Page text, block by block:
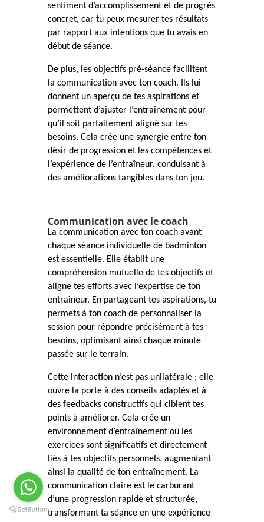
sentiment d’accomplissement et de progrès
concret, car tu peux mesurer tes résultats
par rapport aux intentions que tu avais en
début de séance.
De plus, les objectifs pré-séance facilitent
la communication avec ton coach. Ils lui
donnent un aperçu de tes aspirations et
permettent d’ajuster l’entraînement pour
qu’il soit parfaitement aligné sur tes
besoins. Cela crée une synergie entre ton
désir de progression et les compétences et
l’expérience de l’entraîneur, conduisant à
des améliorations tangibles dans ton jeu.
Communication avec le coach
La communication avec ton coach avant
chaque séance individuelle de badminton
est essentielle. Elle établit une
compréhension mutuelle de tes objectifs et
aligne tes efforts avec l’expertise de ton
entraîneur. En partageant tes aspirations, tu
permets à ton coach de personnaliser la
session pour répondre précisément à tes
besoins, optimisant ainsi chaque minute
passée sur le terrain.
Cette interaction n’est pas unilatérale ; elle
ouvre la porte à des conseils adaptés et à
des feedbacks constructifs qui ciblent tes
points à améliorer. Cela crée un
environnement d’entraînement où les
exercices sont significatifs et directement
liés à tes objectifs personnels, augmentant
ainsi la qualité de ton entraînement. La
communication claire est le carburant
d’une progression rapide et structurée,
transformant ta séance en une expérience